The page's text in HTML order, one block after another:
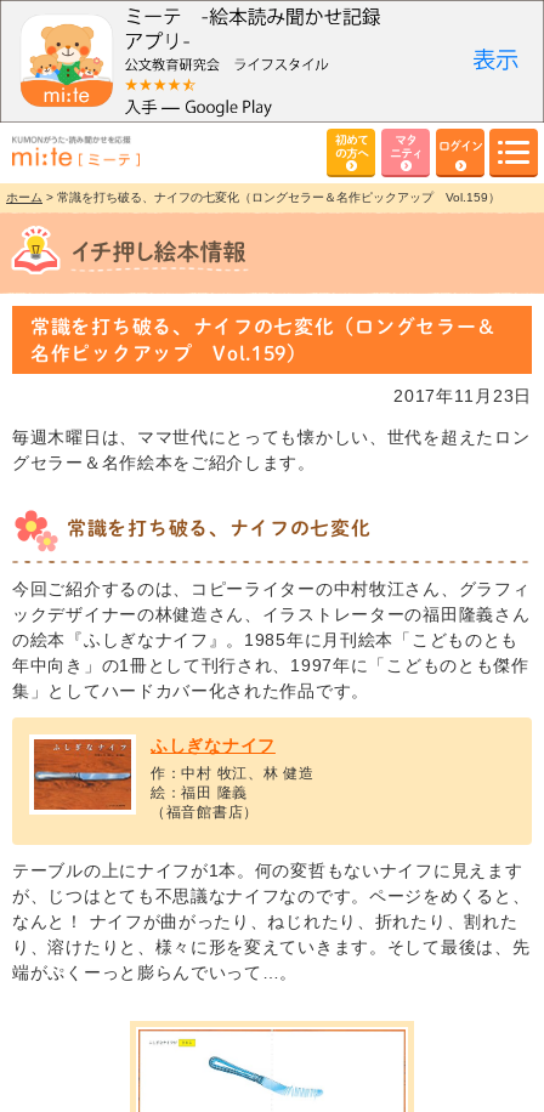
初めて
の方へ
マタ
ニティ
ログイン
ホーム > 常識を打ち破る、ナイフの七変化（ロングセラー＆名作ピックアップ Vol.159）
常識を打ち破る、ナイフの七変化（ロングセラー＆
名作ピックアップ Vol.159）
2017年11月23日
毎週木曜日は、ママ世代にとっても懐かしい、世代を超えたロン
グセラー＆名作絵本をご紹介します。
常識を打ち破る、ナイフの七変化
今回ご紹介するのは、コピーライターの中村牧江さん、グラフィ
ックデザイナーの林健造さん、イラストレーターの福田隆義さん
の絵本『ふしぎなナイフ』。1985年に月刊絵本「こどものとも
年中向き」の1冊として刊行され、1997年に「こどものとも傑作
集」としてハードカバー化された作品です。
ふしぎなナイフ
作：中村 牧江、林 健造
絵：福田 隆義
（福音館書店）
テーブルの上にナイフが1本。何の変哲もないナイフに見えます
が、じつはとても不思議なナイフなのです。ページをめくると、
なんと！ ナイフが曲がったり、ねじれたり、折れたり、割れた
り、溶けたりと、様々に形を変えていきます。そして最後は、先
端がぷくーっと膨らんでいって…。